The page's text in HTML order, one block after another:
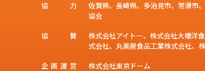
協 力
佐賀県、長崎県、多治見市、常滑市
協会
協 賛
株式会社アイトー、株式会社大橋洋
式会社、丸美屋食品工業株式会社、
企 画 運 営 株式会社東京ドーム